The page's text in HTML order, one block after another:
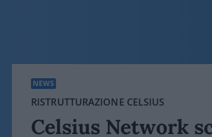
NEWS
RISTRUTTURAZIONE CELSIUS
Celsius Network